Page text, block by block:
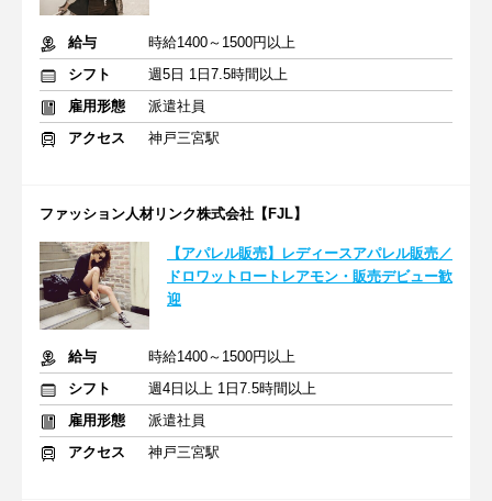
給与
時給1400～1500円以上
シフト
週5日 1日7.5時間以上
雇用形態
派遣社員
アクセス
神戸三宮駅
ファッション人材リンク株式会社【FJL】
【アパレル販売】レディースアパレル販売／
ドロワットロートレアモン・販売デビュー歓
迎
給与
時給1400～1500円以上
シフト
週4日以上 1日7.5時間以上
雇用形態
派遣社員
アクセス
神戸三宮駅